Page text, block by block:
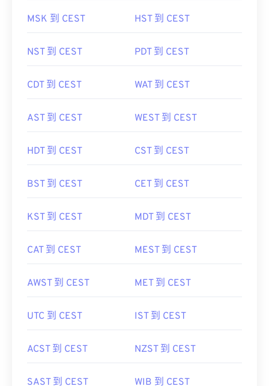
MSK 到 CEST HST 到 CEST
NST 到 CEST PDT 到 CEST
CDT 到 CEST WAT 到 CEST
AST 到 CEST WEST 到 CEST
HDT 到 CEST CST 到 CEST
BST 到 CEST CET 到 CEST
KST 到 CEST MDT 到 CEST
CAT 到 CEST MEST 到 CEST
AWST 到 CEST MET 到 CEST
UTC 到 CEST IST 到 CEST
ACST 到 CEST NZST 到 CEST
SAST 到 CEST WIB 到 CEST